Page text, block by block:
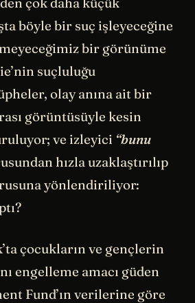
böyle bir suç işleyeceğine
bir görünüme
suçluluğu
olay anına ait bir
görüntüsüyle kesin
ve izleyici “bunu
hızla uzaklaştırılıp
yönlendiriliyor:
çocukların ve gençlerin
engelleme amacı güden
Fund’ın verilerine göre